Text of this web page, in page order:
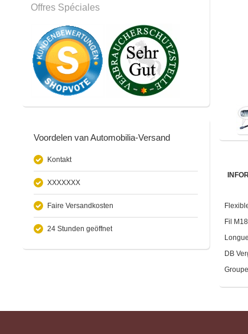
Offres Spéciales
Voordelen van Automobilia-Versand
Kontakt
XXXXXXX
Faire Versandkosten
24 Stunden geöffnet
Fil
DB